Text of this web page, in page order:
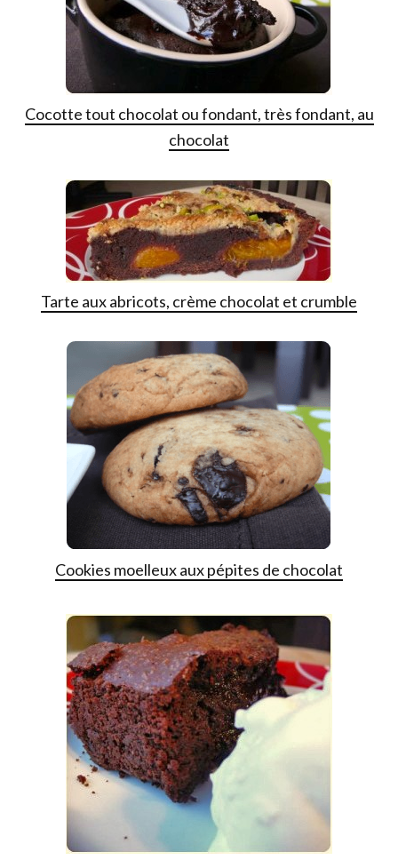
Cocotte tout chocolat ou fondant, très fondant, au
chocolat
Tarte aux abricots, crème chocolat et crumble
Cookies moelleux aux pépites de chocolat